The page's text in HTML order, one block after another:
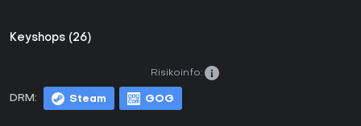
Keyshops (26)
DRM: Steam GOG
Risikoinfo: